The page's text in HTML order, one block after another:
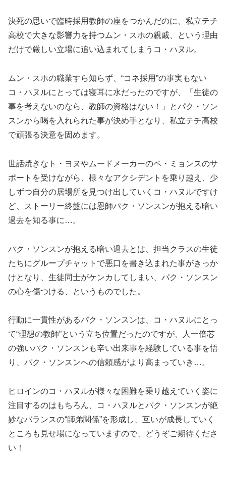
決死の思いで臨時採用教師の座をつかんだのに、私立テチ
高校で大きな影響力を持つムン・スホの親戚、という理由
だけで厳しい立場に追い込まれてしまうコ・ハヌル。
ムン・スホの職業すら知らず、“コネ採用”の事実もない
コ・ハヌルにとっては寝耳に水だったのですが、「生徒の
事を考えないのなら、教師の資格はない！」とパク・ソン
スンから喝を入れられた事が決め手となり、私立テチ高校
で頑張る決意を固めます。
世話焼きなト・ヨヌやムードメーカーのペ・ミョンスのサ
ポートを受けながら、様々なアクシデントを乗り越え、少
しずつ自分の居場所を見つけ出していくコ・ハヌルですけ
ど、ストーリー終盤には恩師パク・ソンスンが抱える暗い
過去を知る事に…。
パク・ソンスンが抱える暗い過去とは、担当クラスの生徒
たちにグループチャットで悪口を書き込まれた事がきっか
けとなり、生徒同士がケンカしてしまい、パク・ソンスン
の心を傷つける、というものでした。
行動に一貫性があるパク・ソンスンは、コ・ハヌルにとっ
て“理想の教師”という立ち位置だったのですが、人一倍芯
の強いパク・ソンスンも辛い出来事を経験している事を悟
り、パク・ソンスンへの信頼感がより高まっていき…。
ヒロインのコ・ハヌルが様々な困難を乗り越えていく姿に
注目するのはもちろん、コ・ハヌルとパク・ソンスンが絶
妙なバランスの“師弟関係”を形成し、互いが成長していく
ところも見せ場になっていますので、どうぞご期待くださ
い！